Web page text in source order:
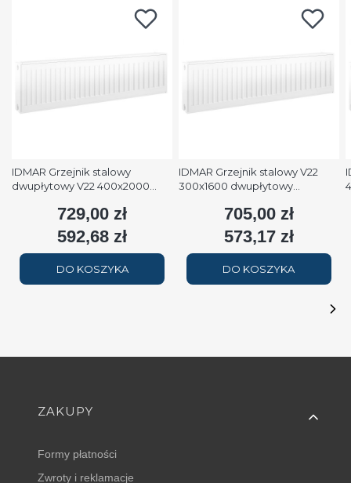
IDMAR Grzejnik stalowy
dwupłytowy V22 400x2000
2508W (90/70/20°C) biały
Cena
729,00 zł
Cena
592,68 zł
DO KOSZYKA
IDMAR Grzejnik stalowy V22
300x1600 dwupłytowy
(90/70/20°C) biały RAL9016
Cena
705,00 zł
Cena
573,17 zł
DO KOSZYKA
Linki w stopce
ZAKUPY
Formy płatności
Zwroty i reklamacje